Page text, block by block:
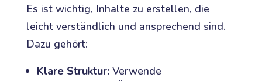
Es ist wichtig, Inhalte zu erstellen, die
leicht verständlich und ansprechend sind.
Dazu gehört:
Klare Struktur:Verwende